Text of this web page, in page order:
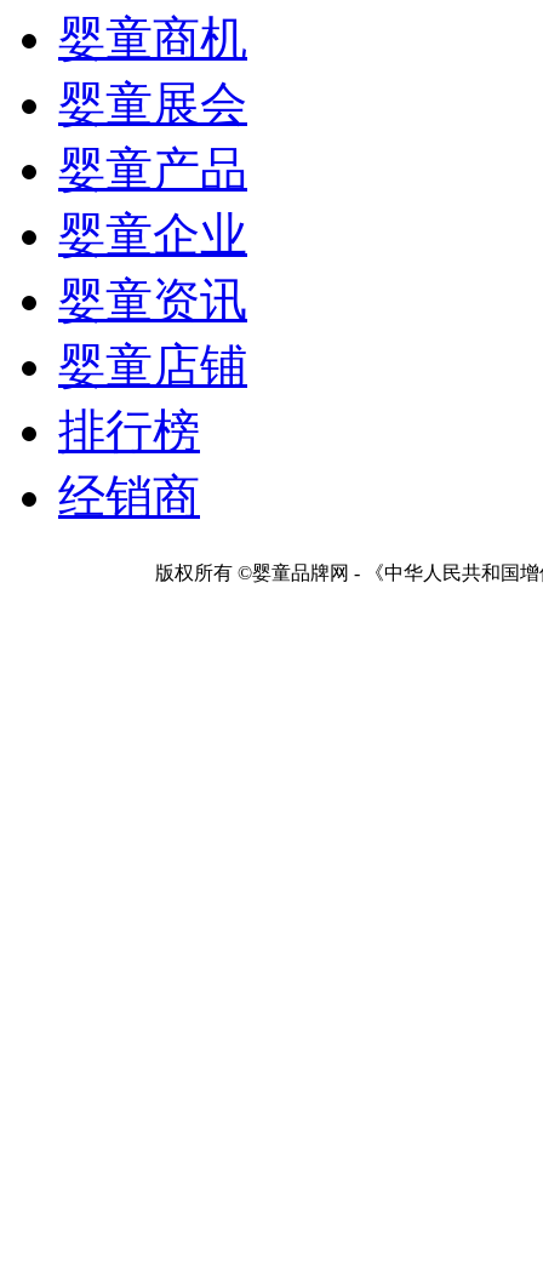
婴童商机
婴童展会
婴童产品
婴童企业
婴童资讯
婴童店铺
排行榜
经销商
版权所有 ©婴童品牌网 - 《中华人民共和国